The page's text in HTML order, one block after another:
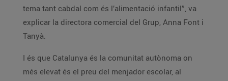
tema tant cabdal com és l’alimentació infantil”, va
explicar la directora comercial del Grup, Anna Font i
Tanyà.
I és que Catalunya és la comunitat autònoma on
més elevat és el preu del menjador escolar, al